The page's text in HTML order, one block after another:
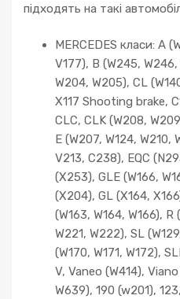
підходять на такі
MERCEDES класи: A
V177), B (W245,
W204, W205), CL
X117 Shooting brake,
CLC, CLK (W208,
E (W207, W124, W210,
V213, C238), EQC
(X253), GLE (W166,
(X204), GL (X164,
(W163, W164, W166),
W221, W222), SL
(W170, W171, W172),
V, Vaneo (W414),
W639), 190 (w201),